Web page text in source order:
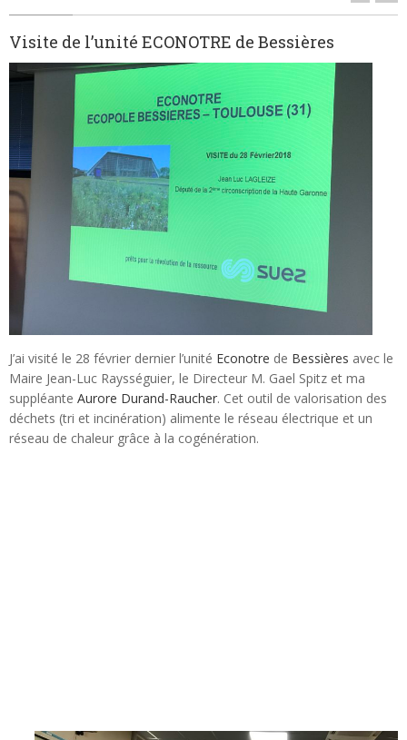
Visite de l’unité ECONOTRE de Bessières
J’ai visité le 28 février dernier l’unité Econotre de Bessières avec le
Maire Jean-Luc Raysséguier, le Directeur M. Gael Spitz et ma
suppléante Aurore Durand-Raucher. Cet outil de valorisation des
déchets (tri et incinération) alimente le réseau électrique et un
réseau de chaleur grâce à la cogénération.